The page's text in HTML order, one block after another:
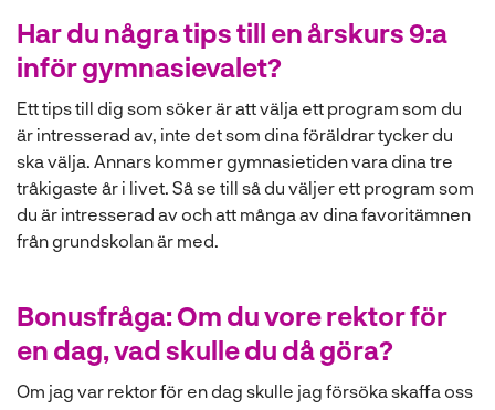
Har du några tips till en årskurs 9:a
inför gymnasievalet?
Ett tips till dig som söker är att välja ett program som du
är intresserad av, inte det som dina föräldrar tycker du
ska välja. Annars kommer gymnasietiden vara dina tre
tråkigaste år i livet. Så se till så du väljer ett program som
du är intresserad av och att många av dina favoritämnen
från grundskolan är med.
Bonusfråga: Om du vore rektor för
en dag, vad skulle du då göra?
Om jag var rektor för en dag skulle jag försöka skaffa oss